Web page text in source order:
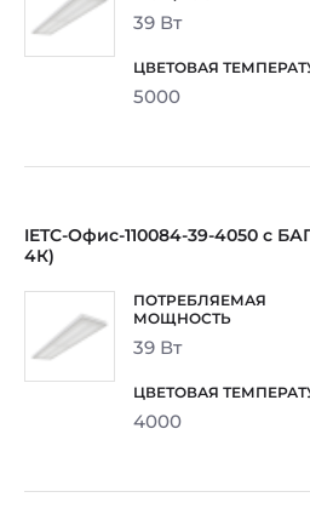
39 Вт
5000
IETC-Офис-110084-39-4050 с
4К)
39 Вт
4000